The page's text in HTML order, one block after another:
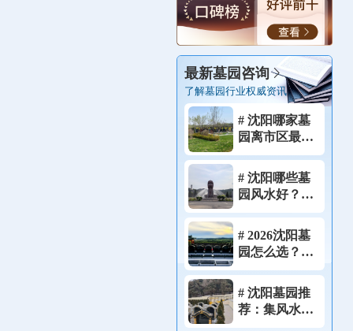
最新墓园咨询
了解墓园行业权威资讯
# 沈阳哪家墓
园离市区最
近？祭祀不想
跑远的家庭，
这4家可以优先
考虑！
# 沈阳哪些墓
园风水好？
2026堪舆师亲
测藏风聚气宝
地实拍!
# 2026沈阳墓
园怎么选？一
篇看懂资质、
价格、风水的
完整选墓流
程！
# 沈阳墓园推
荐：集风水、